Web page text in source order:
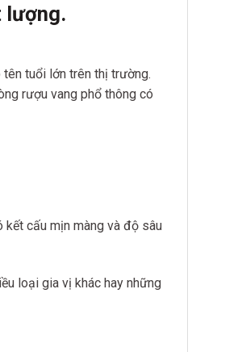
lượng.
tuổi lớn trên thị trường.
rượu vang phổ thông có
kết cấu mịn màng và độ sâu
loại gia vị khác hay những